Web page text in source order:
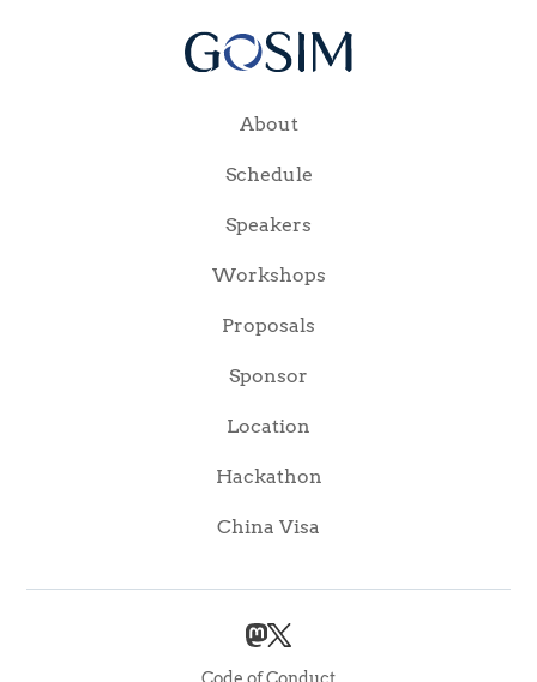
About
Schedule
Speakers
Workshops
Proposals
Sponsor
Location
Hackathon
China Visa